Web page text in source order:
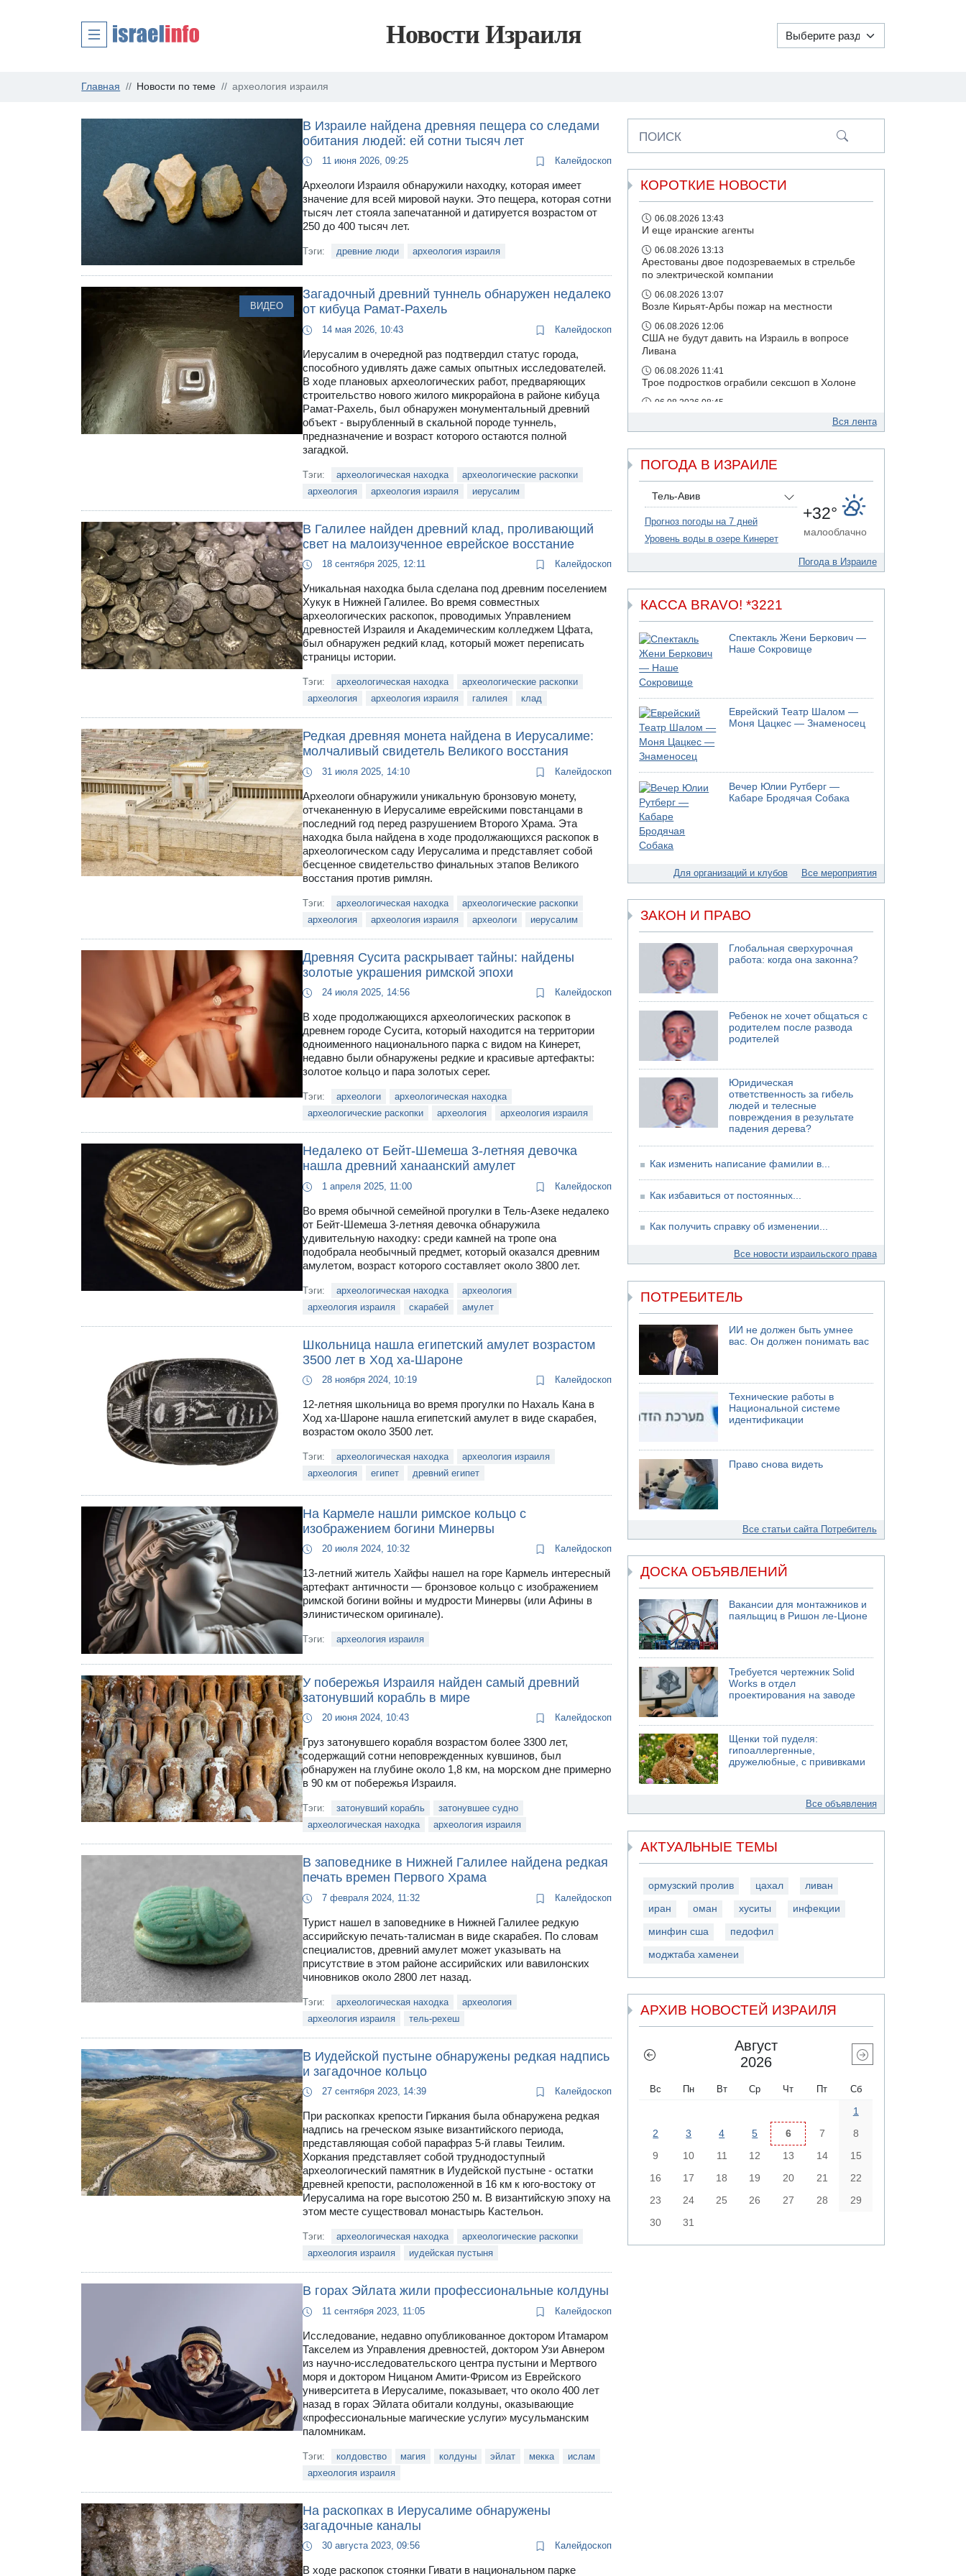
Новости Израиля
Главная Новости по теме археология израиля
В Израиле найдена древняя пещера со следами
обитания людей: ей сотни тысяч лет
11 июня 2026, 09:25 Калейдоскоп
Археологи Израиля обнаружили находку, которая имеет
значение для всей мировой науки. Это пещера, которая сотни
тысяч лет стояла запечатанной и датируется возрастом от
250 до 400 тысяч лет.
Тэги: древние люди археология израиля
ВИДЕО
Загадочный древний туннель обнаружен недалеко
от кибуца Рамат-Рахель
14 мая 2026, 10:43 Калейдоскоп
Иерусалим в очередной раз подтвердил статус города,
способного удивлять даже самых опытных исследователей.
В ходе плановых археологических работ, предваряющих
строительство нового жилого микрорайона в районе кибуца
Рамат-Рахель, был обнаружен монументальный древний
объект - вырубленный в скальной породе туннель,
предназначение и возраст которого остаются полной
загадкой.
Тэги: археологическая находка
археологические раскопки
археология
археология израиля иерусалим
В Галилее найден древний клад, проливающий
свет на малоизученное еврейское восстание
18 сентября 2025, 12:11 Калейдоскоп
Уникальная находка была сделана под древним поселением
Хукук в Нижней Галилее. Во время совместных
археологических раскопок, проводимых Управлением
древностей Израиля и Академическим колледжем Цфата,
был обнаружен редкий клад, который может переписать
страницы истории.
Тэги: археологическая находка
археологические раскопки
археология
археология израиля галилея клад
Редкая древняя монета найдена в Иерусалиме:
молчаливый свидетель Великого восстания
31 июля 2025, 14:10 Калейдоскоп
Археологи обнаружили уникальную бронзовую монету,
отчеканенную в Иерусалиме еврейскими повстанцами в
последний год перед разрушением Второго Храма. Эта
находка была найдена в ходе продолжающихся раскопок в
археологическом саду Иерусалима и представляет собой
бесценное свидетельство финальных этапов Великого
восстания против римлян.
Тэги: археологическая находка
археологические раскопки
археология
археология израиля археологи иерусалим
Древняя Сусита раскрывает тайны: найдены
золотые украшения римской эпохи
24 июля 2025, 14:56 Калейдоскоп
В ходе продолжающихся археологических раскопок в
древнем городе Сусита, который находится на территории
одноименного национального парка с видом на Кинерет,
недавно были обнаружены редкие и красивые артефакты:
золотое кольцо и пара золотых серег.
Тэги: археологи
археологическая находка
археологические раскопки
археология археология израиля
Недалеко от Бейт-Шемеша 3-летняя девочка
нашла древний ханаанский амулет
1 апреля 2025, 11:00 Калейдоскоп
Во время обычной семейной прогулки в Тель-Азеке недалеко
от Бейт-Шемеша 3-летняя девочка обнаружила
удивительную находку: среди камней на тропе она
подобрала необычный предмет, который оказался древним
амулетом, возраст которого составляет около 3800 лет.
Тэги: археологическая находка
археология
археология израиля
скарабей амулет
Школьница нашла египетский амулет возрастом
3500 лет в Ход ха-Шароне
28 ноября 2024, 10:19 Калейдоскоп
12-летняя школьница во время прогулки по Нахаль Кана в
Ход ха-Шароне нашла египетский амулет в виде скарабея,
возрастом около 3500 лет.
Тэги: археологическая находка
археология израиля
археология
египет древний египет
На Кармеле нашли римское кольцо с
изображением богини Минервы
20 июля 2024, 10:32 Калейдоскоп
13-летний житель Хайфы нашел на горе Кармель интересный
артефакт античности — бронзовое кольцо с изображением
римской богини войны и мудрости Минервы (или Афины в
элинистическом оригинале).
Тэги: археология израиля
У побережья Израиля найден самый древний
затонувший корабль в мире
20 июня 2024, 10:43 Калейдоскоп
Груз затонувшего корабля возрастом более 3300 лет,
содержащий сотни неповрежденных кувшинов, был
обнаружен на глубине около 1,8 км, на морском дне примерно
в 90 км от побережья Израиля.
Тэги: затонувший корабль
затонувшее судно
археологическая находка
археология израиля
В заповеднике в Нижней Галилее найдена редкая
печать времен Первого Храма
7 февраля 2024, 11:32 Калейдоскоп
Турист нашел в заповеднике в Нижней Галилее редкую
ассирийскую печать-талисман в виде скарабея. По словам
специалистов, древний амулет может указывать на
присутствие в этом районе ассирийских или вавилонских
чиновников около 2800 лет назад.
Тэги: археологическая находка
археология
археология израиля
тель-рехеш
В Иудейской пустыне обнаружены редкая надпись
и загадочное кольцо
27 сентября 2023, 14:39 Калейдоскоп
При раскопках крепости Гиркания была обнаружена редкая
надпись на греческом языке византийского периода,
представляющая собой парафраз 5-й главы Теилим.
Хоркания представляет собой труднодоступный
археологический памятник в Иудейской пустыне - остатки
древней крепости, расположенной в 16 км к юго-востоку от
Иерусалима на горе высотою 250 м. В византийскую эпоху на
этом месте существовал монастырь Кастельон.
Тэги: археологическая находка
археологические раскопки
археология израиля
иудейская пустыня
В горах Эйлата жили профессиональные колдуны
11 сентября 2023, 11:05 Калейдоскоп
Исследование, недавно опубликованное доктором Итамаром
Такселем из Управления древностей, доктором Узи Авнером
из научно-исследовательского центра пустыни и Мертвого
моря и доктором Ницаном Амити-Фрисом из Еврейского
университета в Иерусалиме, показывает, что около 400 лет
назад в горах Эйлата обитали колдуны, оказывающие
«профессиональные магические услуги» мусульманским
паломникам.
Тэги: колдовство магия колдуны эйлат мекка
ислам
археология израиля
На раскопках в Иерусалиме обнаружены
загадочные каналы
30 августа 2023, 09:56 Калейдоскоп
В ходе раскопок стоянки Гивати в национальном парке
ПОИСК
КОРОТКИЕ НОВОСТИ
06.08.2026 13:43
И еще иранские агенты
06.08.2026 13:13
Арестованы двое подозреваемых в стрельбе
по электрической компании
06.08.2026 13:07
Возле Кирьят-Арбы пожар на местности
06.08.2026 12:06
США не будут давить на Израиль в вопросе
Ливана
06.08.2026 11:41
Трое подростков ограбили сексшоп в Холоне
06.08.2026 08:45
Вся лента
ПОГОДА В ИЗРАИЛЕ
Тель-Авив
Прогноз погоды на 7 дней
Уровень воды в озере Кинерет
+32°
малооблачно
Погода в Израиле
КАССА BRAVO! *3221
Спектакль Жени Беркович —
Наше Сокровище
Еврейский Театр Шалом —
Моня Цацкес — Знаменосец
Вечер Юлии Рутберг —
Кабаре Бродячая Собака
Для организаций и клубов Все мероприятия
ЗАКОН И ПРАВО
Глобальная сверхурочная
работа: когда она законна?
Ребенок не хочет общаться с
родителем после развода
родителей
Юридическая
ответственность за гибель
людей и телесные
повреждения в результате
падения дерева?
Как изменить написание фамилии в...
Как избавиться от постоянных...
Как получить справку об изменении...
Все новости израильского права
ПОТРЕБИТЕЛЬ
ИИ не должен быть умнее
вас. Он должен понимать вас
Технические работы в
Национальной системе
идентификации
Право снова видеть
Все статьи сайта Потребитель
ДОСКА ОБЪЯВЛЕНИЙ
Вакансии для монтажников и
паяльщиц в Ришон ле-Ционе
Требуется чертежник Solid
Works в отдел
проектирования на заводе
Щенки той пуделя:
гипоаллергенные,
дружелюбные, с прививками
Все объявления
АКТУАЛЬНЫЕ ТЕМЫ
ормузский пролив цахал ливан
иран оман хуситы инфекции
минфин сша педофил
моджтаба хаменеи
АРХИВ НОВОСТЕЙ ИЗРАИЛЯ
Август
2026
Вс Пн Вт Ср Чт Пт Сб
1
2
3 4 5 6 7
8
9
10 11 12 13 14
15
16
17 18 19 20 21
22
23
24 25 26 27 28
29
30
31